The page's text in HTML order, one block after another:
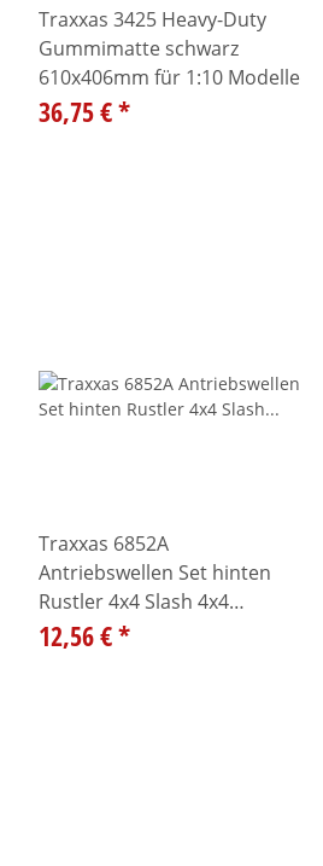
Traxxas 3425 Heavy-Duty
Gummimatte schwarz
610x406mm für 1:10 Modelle
36,75 €*
Traxxas 6852A
Antriebswellen Set hinten
Rustler 4x4 Slash 4x4
Ultimate Slash 4X4
12,56 €*